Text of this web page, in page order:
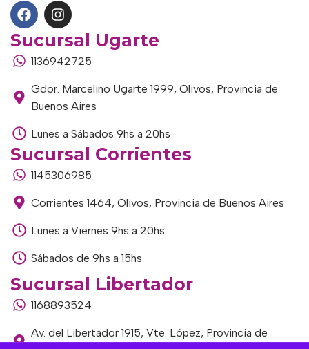
Sucursal Ugarte
1136942725
Gdor. Marcelino Ugarte 1999, Olivos, Provincia de
Buenos Aires
Lunes a Sábados 9hs a 20hs
Sucursal Corrientes
1145306985
Corrientes 1464, Olivos, Provincia de Buenos Aires
Lunes a Viernes 9hs a 20hs
Sábados de 9hs a 15hs
Sucursal Libertador
1168893524
Av. del Libertador 1915, Vte. López, Provincia de